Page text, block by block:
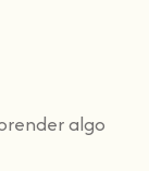
algo